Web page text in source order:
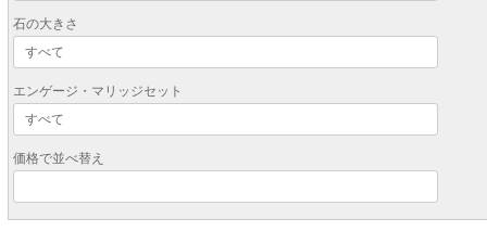
石の大きさ
エンゲージ・マリッジセット
価格で並べ替え